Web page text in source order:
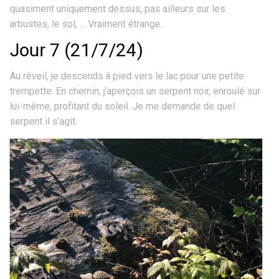
quasiment uniquement dessus, pas ailleurs sur les
arbustes, le sol, … Vraiment étrange.
Jour 7 (21/7/24)
Au réveil, je descends à pied vers le lac pour une petite
trempette. En chemin, j’aperçois un serpent noir, enroulé sur
lui-même, profitant du soleil. Je me demande de quel
serpent il s’agit.